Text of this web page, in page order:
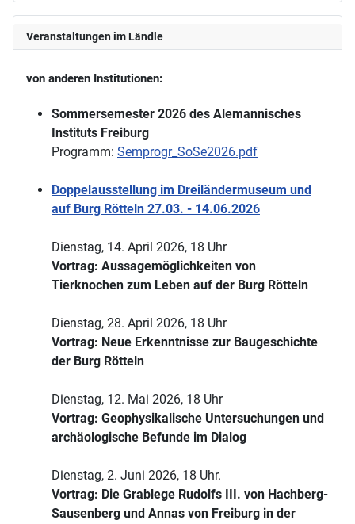
Veranstaltungen im Ländle
von anderen Institutionen:
Sommersemester 2026 des Alemannisches
Instituts Freiburg
Programm: Semprogr_SoSe2026.pdf
Doppelausstellung im Dreiländermuseum und
auf Burg Rötteln 27.03. - 14.06.2026
Dienstag, 14. April 2026, 18 Uhr
Vortrag: Aussagemöglichkeiten von
Tierknochen zum Leben auf der Burg Rötteln
Dienstag, 28. April 2026, 18 Uhr
Vortrag: Neue Erkenntnisse zur Baugeschichte
der Burg Rötteln
Dienstag, 12. Mai 2026, 18 Uhr
Vortrag: Geophysikalische Untersuchungen und
archäologische Befunde im Dialog
Dienstag, 2. Juni 2026, 18 Uhr.
Vortrag: Die Grablege Rudolfs III. von Hachberg-
Sausenberg und Annas von Freiburg in der